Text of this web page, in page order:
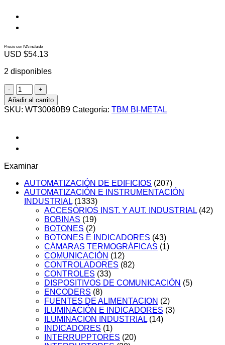
Precio con IVA incluido
USD $54.13
2 disponibles
WT30060B9
cantidad
Añadir al carrito
SKU: WT30060B9 Categoría: TBM BI-METAL
Examinar
AUTOMATIZACIÓN DE EDIFICIOS (207)
AUTOMATIZACIÓN E INSTRUMENTACIÓN
INDUSTRIAL (1333)
ACCESORIOS INST. Y AUT. INDUSTRIAL (42)
BOBINAS (19)
BOTONES (2)
BOTONES E INDICADORES (43)
CÁMARAS TERMOGRÁFICAS (1)
COMUNICACIÓN (12)
CONTROLADORES (82)
CONTROLES (33)
DISPOSITIVOS DE COMUNICACIÓN (5)
ENCODERS (8)
FUENTES DE ALIMENTACION (2)
ILUMINACIÓN E INDICADORES (3)
ILUMINACION INDUSTRIAL (14)
INDICADORES (1)
INTERRUPPTORES (20)